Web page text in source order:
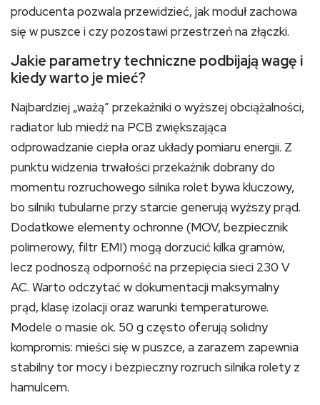
producenta pozwala przewidzieć, jak moduł zachowa
się w puszce i czy pozostawi przestrzeń na złączki.
Jakie parametry techniczne podbijają wagę i
kiedy warto je mieć?
Najbardziej „ważą” przekaźniki o wyższej obciążalności,
radiator lub miedź na PCB zwiększająca
odprowadzanie ciepła oraz układy pomiaru energii. Z
punktu widzenia trwałości przekaźnik dobrany do
momentu rozruchowego silnika rolet bywa kluczowy,
bo silniki tubularne przy starcie generują wyższy prąd.
Dodatkowe elementy ochronne (MOV, bezpiecznik
polimerowy, filtr EMI) mogą dorzucić kilka gramów,
lecz podnoszą odporność na przepięcia sieci 230 V
AC. Warto odczytać w dokumentacji maksymalny
prąd, klasę izolacji oraz warunki temperaturowe.
Modele o masie ok. 50 g często oferują solidny
kompromis: mieści się w puszce, a zarazem zapewnia
stabilny tor mocy i bezpieczny rozruch silnika rolety z
hamulcem.